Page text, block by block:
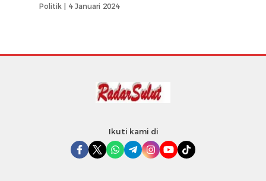
Politik | 4 Januari 2024
Ikuti kami di